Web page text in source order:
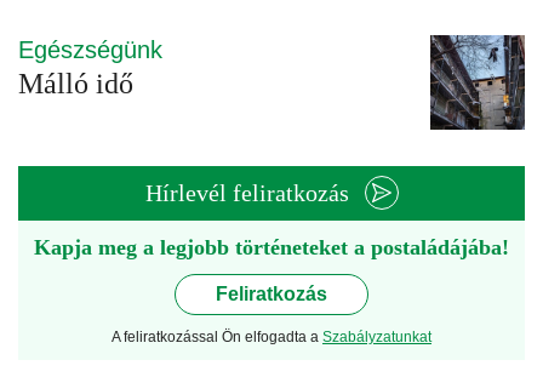
Egészségünk
Málló idő
Hírlevél feliratkozás
Kapja meg a legjobb történeteket a postaládájába!
Feliratkozás
A feliratkozással Ön elfogadta a Szabályzatunkat